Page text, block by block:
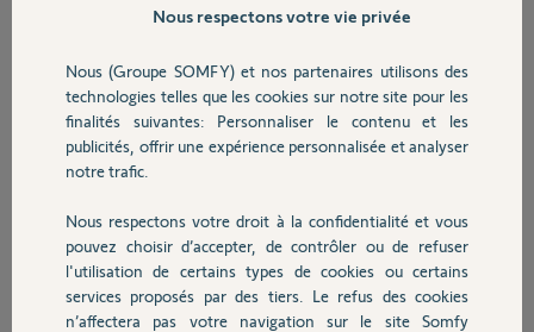
Sécurité
Domotique
Chauffage
Autres produits
en marche, arret.... Trés rarement par appli alarme ou depuis le PC. Je
http://192.168.1.xxx/fr/login.htm
pour ajouter un intellitag mais
connection impossible ?
Merci d'avance
Merci,
il y a 3 mois
Participer au fil de discussion
Nous respectons votre vie privée
Nous (Groupe SOMFY) et nos partenaires utilisons des
technologies telles que les cookies sur notre site pour les
finalités suivantes: Personnaliser le contenu et les
publicités, offrir une expérience personnalisée et analyser
notre trafic.
Nous respectons votre droit à la confidentialité et vous
pouvez choisir d’accepter, de contrôler ou de refuser
l'utilisation de certains types de cookies ou certains
services proposés par des tiers. Le refus des cookies
n’affectera pas votre navigation sur le site Somfy